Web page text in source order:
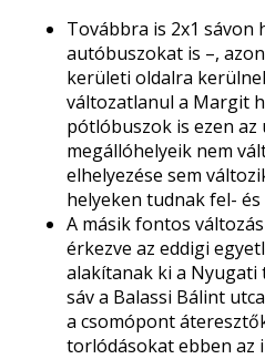
Továbbra is 2x1
autóbuszokat is –,
kerületi oldalra
változatlanul a Margit
pótlóbuszok is ezen
megállóhelyeik nem
elhelyezése sem
helyeken tudnak fel- és
A másik fontos
érkezve az eddigi
alakítanak ki a Nyugati
sáv a Balassi Bálint
a csomópont
torlódásokat ebben az